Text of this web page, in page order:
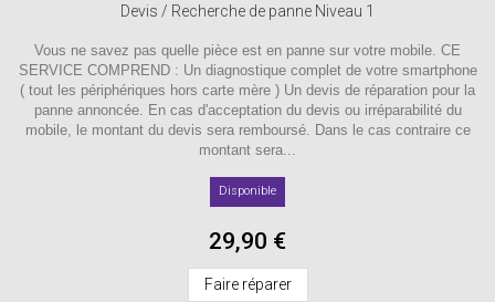
Devis / Recherche de panne Niveau 1
Vous ne savez pas quelle pièce est en panne sur votre mobile. CE
SERVICE COMPREND : Un diagnostique complet de votre smartphone
( tout les périphériques hors carte mère ) Un devis de réparation pour la
panne annoncée. En cas d'acceptation du devis ou irréparabilité du
mobile, le montant du devis sera remboursé. Dans le cas contraire ce
montant sera...
Disponible
29,90 €
Faire réparer